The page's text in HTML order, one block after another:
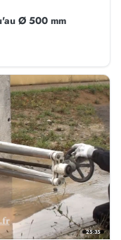
Ø 500 mm
25:35